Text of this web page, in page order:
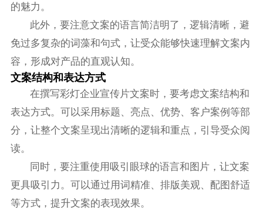
的魅力。
此外，要注意文案的语言简洁明了，逻辑清晰，避
免过多复杂的词藻和句式，让受众能够快速理解文案内
容，形成对产品的直观认知。
文案结构和表达方式
在撰写彩灯企业宣传片文案时，要考虑文案结构和
表达方式。可以采用标题、亮点、优势、客户案例等部
分，让整个文案呈现出清晰的逻辑和重点，引导受众阅
读。
同时，要注重使用吸引眼球的语言和图片，让文案
更具吸引力。可以通过用词精准、排版美观、配图舒适
等方式，提升文案的表现效果。